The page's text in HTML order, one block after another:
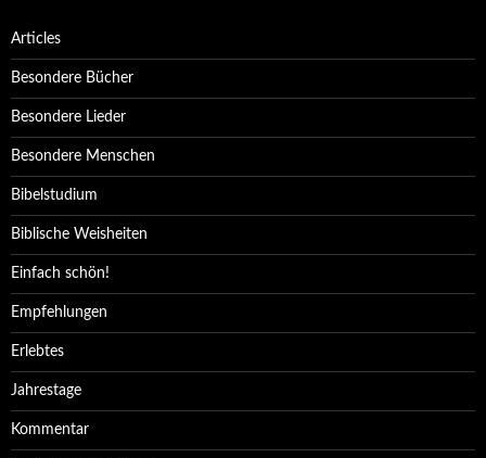
Articles
Besondere Bücher
Besondere Lieder
Besondere Menschen
Bibelstudium
Biblische Weisheiten
Einfach schön!
Empfehlungen
Erlebtes
Jahrestage
Kommentar